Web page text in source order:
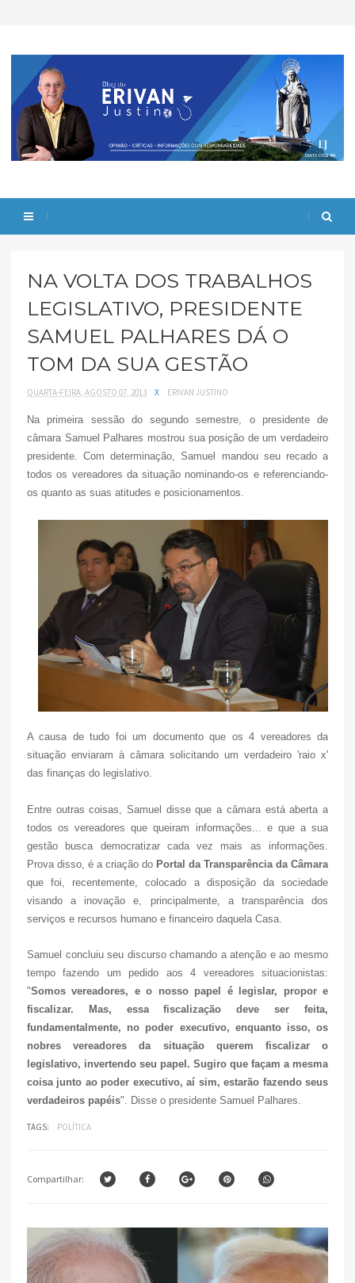
NA VOLTA DOS TRABALHOS
LEGISLATIVO, PRESIDENTE
SAMUEL PALHARES DÁ O
TOM DA SUA GESTÃO
QUARTA-FEIRA, AGOSTO 07, 2013 X ERIVAN JUSTINO
Na primeira sessão do segundo semestre, o presidente de
câmara Samuel Palhares mostrou sua posição de um verdadeiro
presidente. Com determinação, Samuel mandou seu recado a
todos os vereadores da situação nominando-os e referenciando-
os quanto as suas atitudes e posicionamentos.
A causa de tudo foi um documento que os 4 vereadores da
situação enviaram à câmara solicitando um verdadeiro 'raio x'
das finanças do legislativo.
Entre outras coisas, Samuel disse que a câmara está aberta a
todos os vereadores que queiram informações... e que a sua
gestão busca democratizar cada vez mais as informações.
Prova disso, é a criação do Portal da Transparência da Câmara
que foi, recentemente, colocado a disposição da sociedade
visando a inovação e, principalmente, a transparência dos
serviços e recursos humano e financeiro daquela Casa.
Samuel concluiu seu discurso chamando a atenção e ao mesmo
tempo fazendo um pedido aos 4 vereadores situacionistas:
"Somos vereadores, e o nosso papel é legislar, propor e
fiscalizar. Mas, essa fiscalização deve ser feita,
fundamentalmente, no poder executivo, enquanto isso, os
nobres vereadores da situação querem fiscalizar o
legislativo, invertendo seu papel. Sugiro que façam a mesma
coisa junto ao poder executivo, aí sim, estarão fazendo seus
verdadeiros papéis". Disse o presidente Samuel Palhares.
TAGS: POLÍTICA
Compartilhar: